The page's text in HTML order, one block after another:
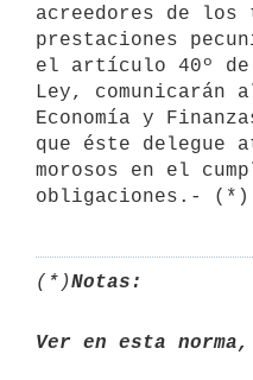
acreedores de
prestaciones
el artículo 40º de
Ley, comunicarán
Economía y
que éste delegue
morosos en el
(*)Notas:
Ver en esta